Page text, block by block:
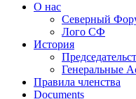
О нас
Северный
Лого СФ
История
Генеральные
Правила членства
Documents